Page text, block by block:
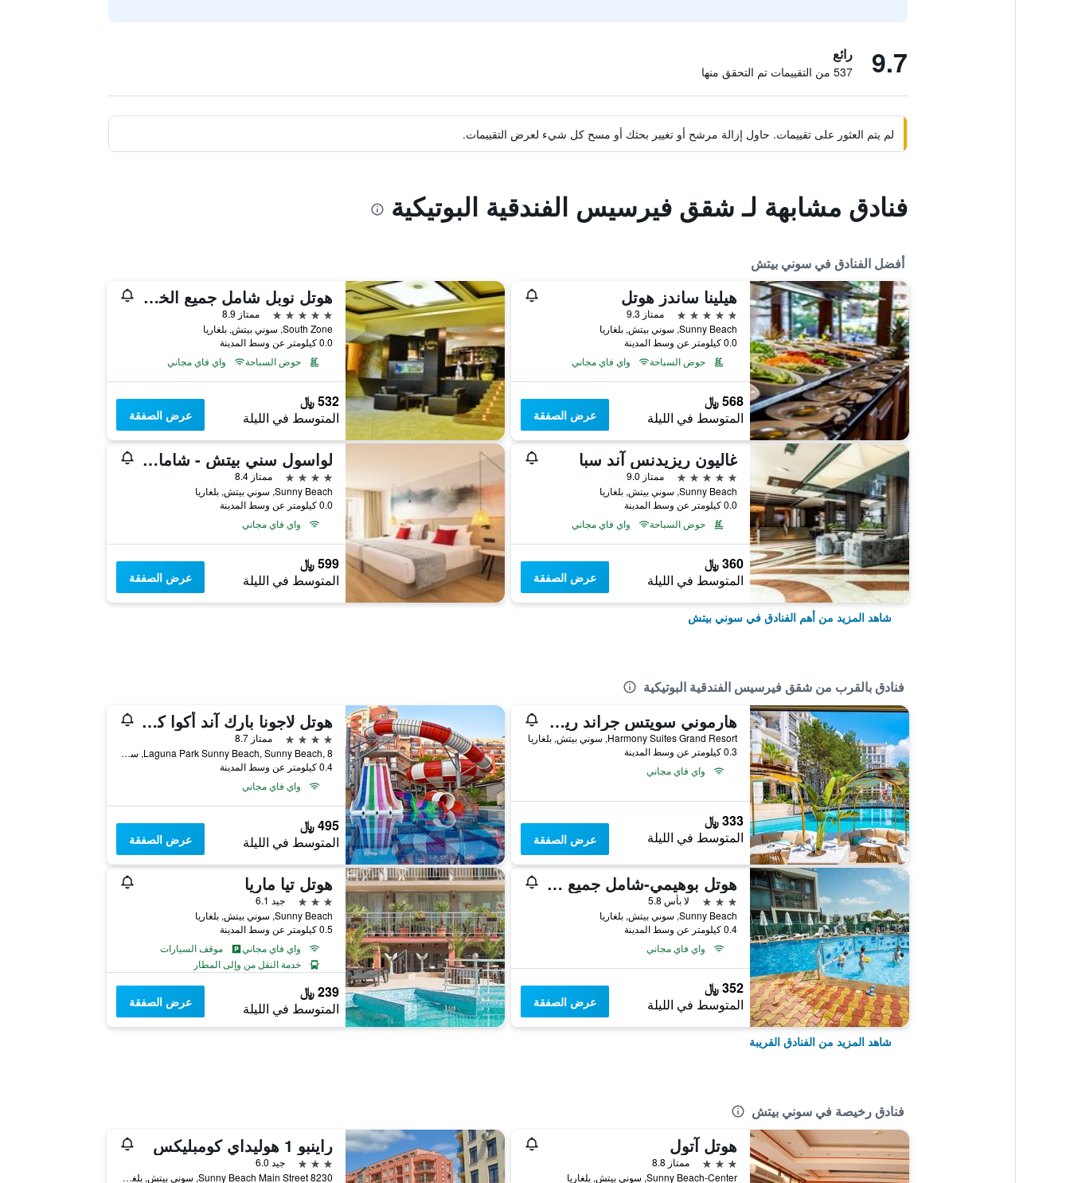
9.7 رائع
537 من التقييمات تم التحقق منها
لم يتم العثور على تقييمات. حاول إزالة مرشح أو تغيير بحثك أو مسح كل شيء لعرض التقييمات.
فنادق مشابهة لـ شقق فيرسيس الفندقية البوتيكية
أفضل الفنادق في سوني بيتش
هيلينا ساندز هوتل
5 نجوم
ممتاز 9.3
Sunny Beach, سوني بيتش, بلغاريا
0.0 كيلومتر عن وسط المدينة
حوض السباحة
واي فاي مجاني
568 ﷼
المتوسط في الليلة عرض الصفقة
هوتل نوبل شامل جميع الخدمات
5 نجوم
ممتاز 8.9
South Zone, سوني بيتش, بلغاريا
0.0 كيلومتر عن وسط المدينة
حوض السباحة
واي فاي مجاني
532 ﷼
المتوسط في الليلة عرض الصفقة
غاليون ريزيدنس آند سبا
5 نجوم
ممتاز 9.0
Sunny Beach, سوني بيتش, بلغاريا
0.0 كيلومتر عن وسط المدينة
حوض السباحة
واي فاي مجاني
360 ﷼
المتوسط في الليلة عرض الصفقة
ٔلواسول سني بيتش - شامامل جميع الخدمات - لبالغن فقلي
4 نجوم
ممتاز 8.4
Sunny Beach, سوني بيتش, بلغاريا
0.0 كيلومتر عن وسط المدينة
واي فاي مجاني
599 ﷼
المتوسط في الليلة عرض الصفقة
شاهد المزيد من أهم الفنادق في سوني بيتش
فنادق بالقرب من شقق فيرسيس الفندقية البوتيكية
هارموني سويتس جراند ريزورت
Harmony Suites Grand Resort, سوني بيتش, بلغاريا
0.3 كيلومتر عن وسط المدينة
واي فاي مجاني
333 ﷼
المتوسط في الليلة عرض الصفقة
هوتل لاجونا بارك آند أكوا كلوب
4 نجوم
ممتاز 8.7
Laguna Park Sunny Beach, Sunny Beach, 8, سوني بيتش, بلغاريا
0.4 كيلومتر عن وسط المدينة
واي فاي مجاني
495 ﷼
المتوسط في الليلة عرض الصفقة
هوتل بوهيمي-شامل جميع الخدمات
3 نجوم
لا بأس 5.8
Sunny Beach, سوني بيتش, بلغاريا
0.4 كيلومتر عن وسط المدينة
واي فاي مجاني
352 ﷼
المتوسط في الليلة عرض الصفقة
هوتل تيا ماريا
3 نجوم
جيد 6.1
Sunny Beach, سوني بيتش, بلغاريا
0.5 كيلومتر عن وسط المدينة
واي فاي مجاني
موقف السيارات
خدمة النقل من وإلى المطار
239 ﷼
المتوسط في الليلة عرض الصفقة
شاهد المزيد من الفنادق القريبة
فنادق رخيصة في سوني بيتش
هوتل آتول
3 نجوم
ممتاز 8.8
Sunny Beach-Center, سوني بيتش, بلغاريا
راينبو 1 هوليداي كومبليكس
3 نجوم
جيد 6.0
8230 Sunny Beach Main Street, سوني بيتش, بلغاريا